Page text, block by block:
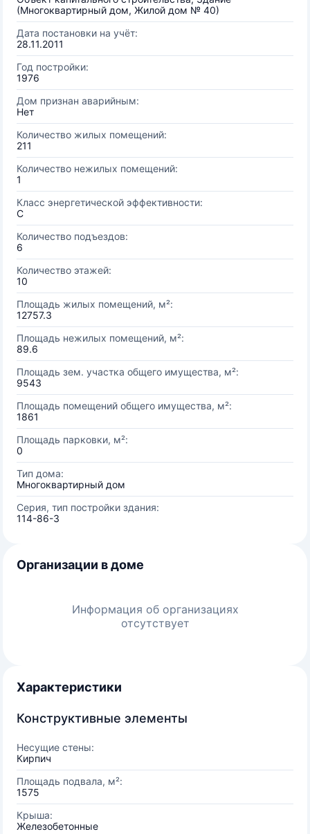
(Многоквартирный дом, Жилой дом № 40)
Дата постановки на учёт:
28.11.2011
Год постройки:
1976
Дом признан аварийным:
Нет
Количество жилых помещений:
211
Количество нежилых помещений:
1
Класс энергетической эффективности:
C
Количество подъездов:
6
Количество этажей:
10
Площадь жилых помещений, м²:
12757.3
Площадь нежилых помещений, м²:
89.6
Площадь зем. участка общего имущества, м²:
9543
Площадь помещений общего имущества, м²:
1861
Площадь парковки, м²:
0
Тип дома:
Многоквартирный дом
Серия, тип постройки здания:
114-86-3
Организации в доме
Информация об организациях
отсутствует
Характеристики
Конструктивные элементы
Несущие стены:
Кирпич
Площадь подвала, м²:
1575
Крыша:
Железобетонные